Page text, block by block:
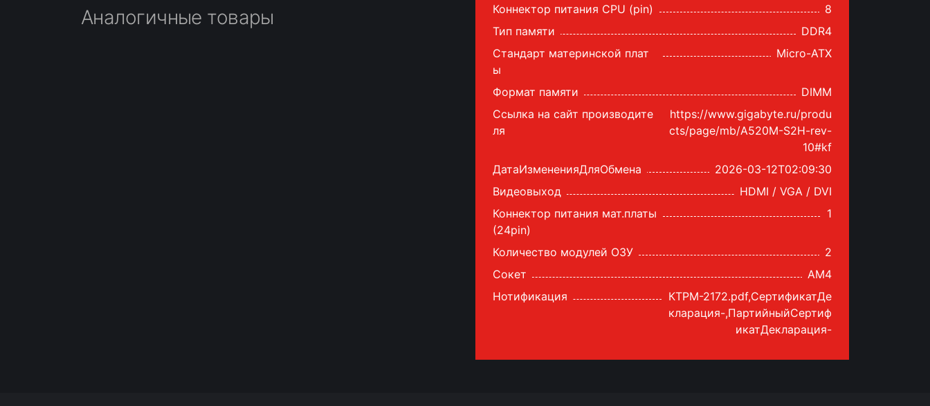
Аналогичные товары Коннектор питания CPU (pin)
8
Тип памяти
DDR4
Стандарт материнской плат
ы
Micro-ATX
Формат памяти
DIMM
Ссылка на сайт производите
ля
https://www.gigabyte.ru/produ
cts/page/mb/A520M-S2H-rev-
10#kf
ДатаИзмененияДляОбмена
2026-03-12T02:09:30
Видеовыход
HDMI / VGA / DVI
Коннектор питания мат.платы
(24pin)
1
Количество модулей ОЗУ
2
Сокет
AM4
Нотификация
КТРМ-2172.pdf,СертификатДе
кларация-,ПартийныйСертиф
икатДекларация-